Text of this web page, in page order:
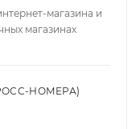
магазина и
магазинах
НОМЕРА)